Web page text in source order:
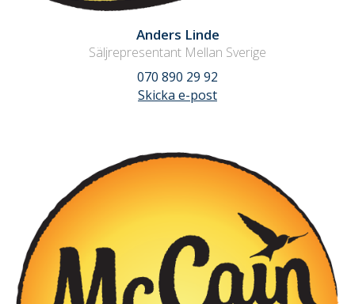
Anders Linde
Säljrepresentant Mellan Sverige
070 890 29 92
Skicka e-post